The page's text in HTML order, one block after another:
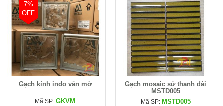
7%
OFF
Gạch kính indo vân mờ
Mã SP:GKVM
Gạch mosaic sứ thanh dài
MSTD005
Mã SP: MSTD005